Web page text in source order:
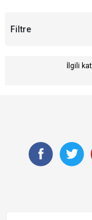
Filtre
İlgili